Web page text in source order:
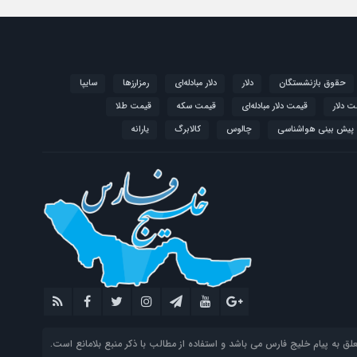
حقوق بازنشستگان دلار دلار مبادله‌ای رمزارزها
سایپا
دلار
قیمت دلار مبادله‌ای قیمت سکه
قیمت طلا
پیش بینی هواشناسی
چالوس کالابرگ یارانه
به پیام خلیج فارس می باشد و استفاده از مطالب با ذکر منبع بلامانع است.